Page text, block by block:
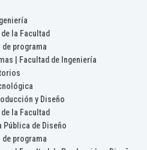
la Facultad
de programa
| Facultad de Ingeniería
y Diseño
la Facultad
Pública de Diseño
de programa